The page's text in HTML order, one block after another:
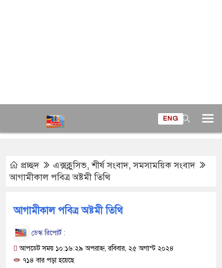
ENG
প্রচ্ছদ এক্সক্লুসিভ,শীর্ষ সংবাদ,সমসাময়িক সংবাদ
আগামীকাল পবিত্র অষ্টমী তিথি
আগামীকাল পবিত্র অষ্টমী তিথি
ডেস্ক রিপোর্ট :
আপডেট সময় ১০:১৬:২৯ অপরাহ্ন, রবিবার, ২৫ অগাস্ট ২০২৪
৭১৪ বার পড়া হয়েছে